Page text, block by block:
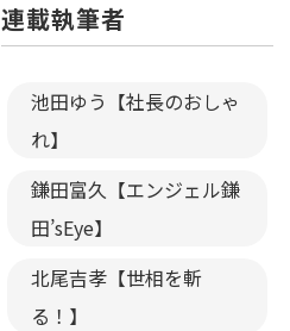
連載執筆者
池田ゆう【社長のおしゃ
れ】
鎌田富久【エンジェル鎌
田’sEye】
北尾吉孝【世相を斬
る！】